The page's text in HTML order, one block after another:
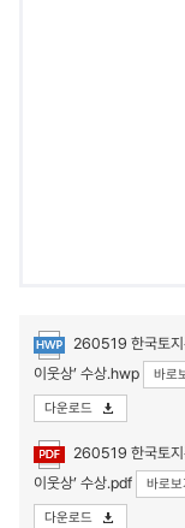
첨부파일
260519 한국토지
이웃상’ 수상.hwp
바로
다운로드
260519 한국토지
이웃상’ 수상.pdf
바로보
다운로드